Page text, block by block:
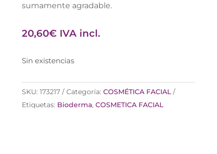
sumamente agradable.
20,60€ IVA incl.
Sin existencias
SKU: 173217 Categoría: COSMÉTICA FACIAL
Etiquetas: Bioderma, COSMETICA FACIAL